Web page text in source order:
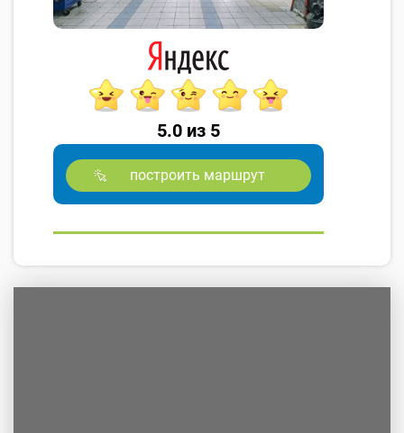
5.0 из 5
построить маршрут